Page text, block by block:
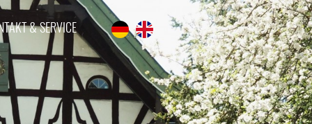
& SERVICE